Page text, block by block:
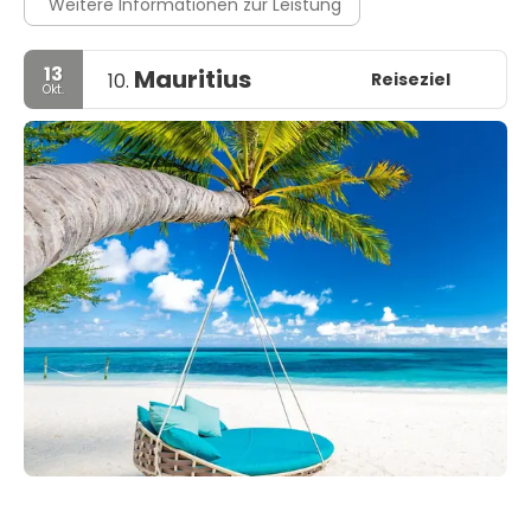
Weitere Informationen zur Leistung
13
Okt. 10. Mauritius Reiseziel